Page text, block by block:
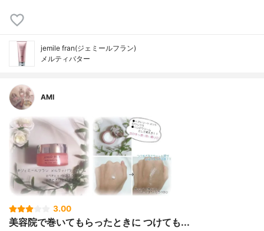
jemile fran(ジェミールフラン)
メルティバター
AMI
3.00
美容院で巻いてもらったときに つけても...